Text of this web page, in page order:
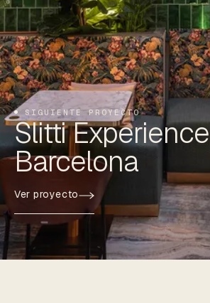
SIGUIENTE PROYECTO
Slitti Experience
Barcelona
Ver proyecto